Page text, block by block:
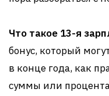
Что такое 13-я
бонус, который
в конце года, как
суммы или